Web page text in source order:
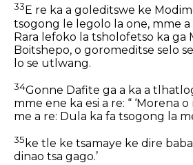
33 E re ka a goleditswe ke
tsogong le legolo la one, mme
Rara lefoko la tsholofetso ka ga
Boitshepo, o goromeditse selo
lo se utlwang.
34Gonne Dafite ga a ka a
mme ene ka esi a re: “ ‘Morena
me a re: Dula ka fa tsogong la
35 ke tle ke tsamaye ke dire
dinao tsa gago.’